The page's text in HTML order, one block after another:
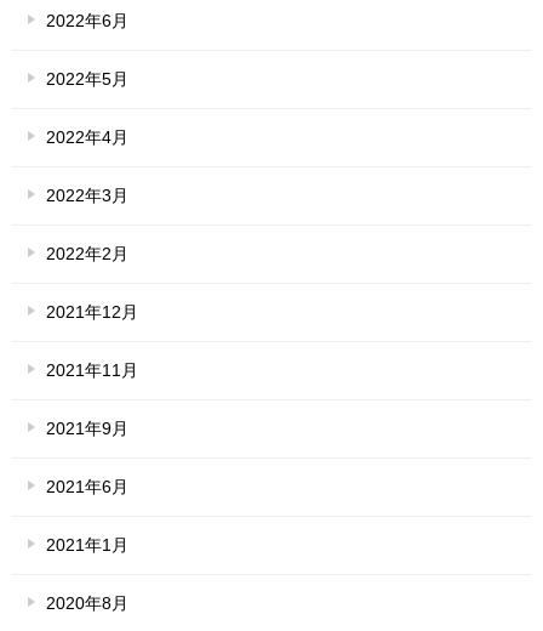
2022年6月
2022年5月
2022年4月
2022年3月
2022年2月
2021年12月
2021年11月
2021年9月
2021年6月
2021年1月
2020年8月